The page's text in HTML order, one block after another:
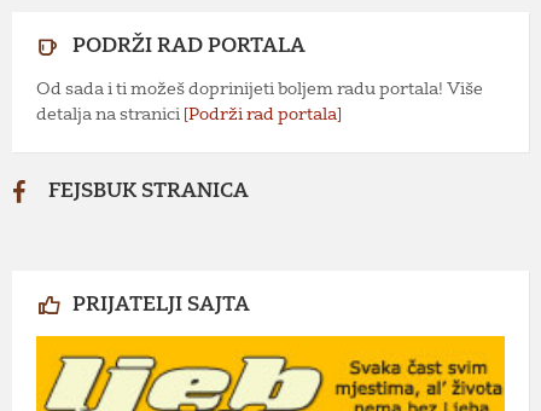
PODRŽI RAD PORTALA
Od sada i ti možeš doprinijeti boljem radu portala! Više
detalja na stranici [Podrži rad portala]
FEJSBUK STRANICA
PRIJATELJI SAJTA